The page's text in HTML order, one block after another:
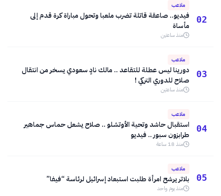
02
ملاعب
فيديو.. صاعقة قاتلة تضرب ملعبا وتحول مباراة كرة قدم إلى
مأساة
منذ ساعتين
03
ملاعب
دورينا ليس عطلة للتقاعد .. مالك نادٍ سعودي يسخر من انتقال
صلاح للدوري التركي !
منذ ساعتين
04
ملاعب
استقبال حاشد وتحية الأوتشلو .. صلاح يشعل حماس جماهير
طرابزون سبور .. فيديو
منذ 18 ساعة
05
ملاعب
بلاتر يرشح امرأة طلبت استبعاد إسرائيل لرئاسة “فيفا”
منذ يوم واحد